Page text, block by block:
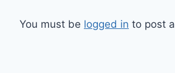
You must be logged in to post